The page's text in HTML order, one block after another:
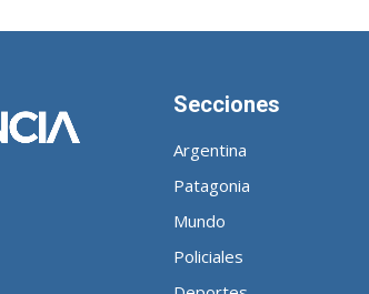
Secciones
Argentina
Patagonia
Mundo
Policiales